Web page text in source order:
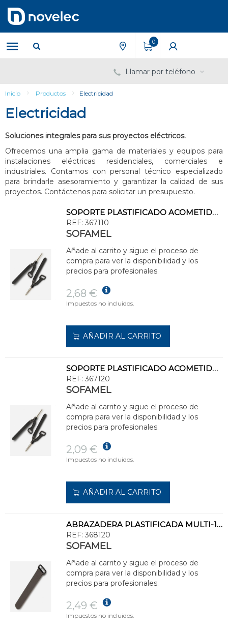
contenido
menú
de
navegación
0
Llamar por teléfono
Inicio Productos Electricidad
Electricidad
Soluciones integrales para sus proyectos eléctricos.
Ofrecemos una amplia gama de materiales y equipos para
instalaciones eléctricas residenciales, comerciales e
industriales. Contamos con personal técnico especializado
para brindarle asesoramiento y garantizar la calidad de sus
proyectos. Contáctenos para solicitar un presupuesto.
SOPORTE PLASTIFICADO ACOMETIDAS BIP-180CF
REF: 367110
SOFAMEL
Añade al carrito y sigue el proceso de
compra para ver la disponibilidad y los
precios para profesionales.
2,68 €
Impuestos no incluidos.
AÑADIR AL CARRITO
SOPORTE PLASTIFICADO ACOMETIDAS BIP-120CV
REF: 367120
SOFAMEL
Añade al carrito y sigue el proceso de
compra para ver la disponibilidad y los
precios para profesionales.
2,09 €
Impuestos no incluidos.
AÑADIR AL CARRITO
ABRAZADERA PLASTIFICADA MULTI-150 150x20
REF: 368120
SOFAMEL
Añade al carrito y sigue el proceso de
compra para ver la disponibilidad y los
precios para profesionales.
2,49 €
Impuestos no incluidos.